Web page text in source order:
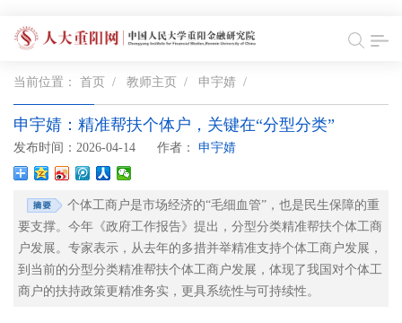
当前位置： 首页 / 教师主页 / 申宇婧 /
申宇婧：精准帮扶个体户，关键在“分型分类”
发布时间：2026-04-14 作者： 申宇婧
个体工商户是市场经济的“毛细血管”，也是民生保障的重
要支撑。今年《政府工作报告》提出，分型分类精准帮扶个体工商
户发展。专家表示，从去年的多措并举精准支持个体工商户发展，
到当前的分型分类精准帮扶个体工商户发展，体现了我国对个体工
商户的扶持政策更精准务实，更具系统性与可持续性。